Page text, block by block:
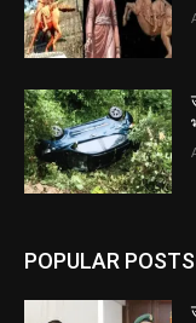
POPULAR POSTS